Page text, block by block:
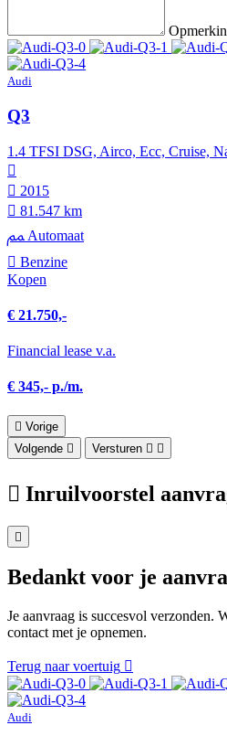
Audi
Q3
1.4 TFSI DSG, Airco, Ecc, Cruise,
2015
81.547 km
Automaat
Benzine
Kopen
€ 21.750,-
Financial lease v.a.
€ 345,- p./m.
Vorige
Volgende
Versturen
Inruilvoorstel
Bedankt voor je
Je aanvraag is succesvol verzonden.
contact met je opnemen.
Terug naar voertuig
Audi